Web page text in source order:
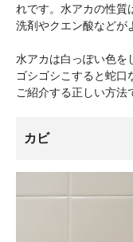
れです。水アカの性質
洗剤やクエン酸などが
水アカは白っぽい色を
ゴシゴシこすると蛇口
ご紹介する正しい方法
カビ